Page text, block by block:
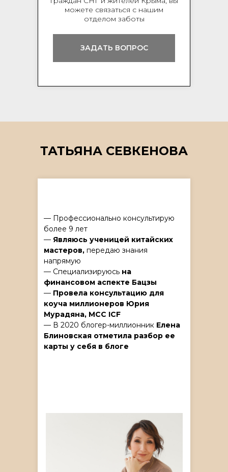
можете связаться с нашим
отделом заботы
ЗАДАТЬ ВОПРОС
ТАТЬЯНА СЕВКЕНОВА
— Профессионально консультирую
более 9 лет
— Являюсь ученицей китайских
мастеров, передаю знания
напрямую
— Специализируюсь на
финансовом аспекте Бацзы
— Провела консультацию для
коуча миллионеров Юрия
Мурадяна, MCC ICF
— В 2020 блогер-миллионник Елена
Блиновская отметила разбор ее
карты у себя в блоге